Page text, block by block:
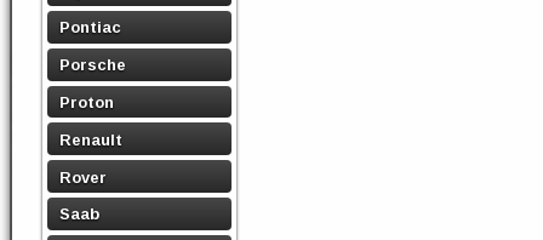
Pontiac
Porsche
Proton
Renault
Rover
Saab